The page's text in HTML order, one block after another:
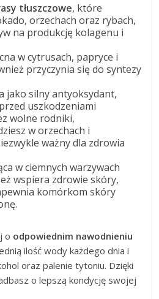
tłuszczowe, które
orzechach oraz rybach,
na produkcję kolagenu i
w cytrusach, papryce i
przyczynia się do syntezy
jako silny antyoksydant,
uszkodzeniami
wolne rodniki,
w orzechach i
ważny dla zdrowia
w ciemnych warzywach
wspiera zdrowie skóry,
komórkom skóry
o odpowiednim nawodnieniu
ilość wody każdego dnia i
oraz palenie tytoniu. Dzięki
o lepszą kondycję swojej